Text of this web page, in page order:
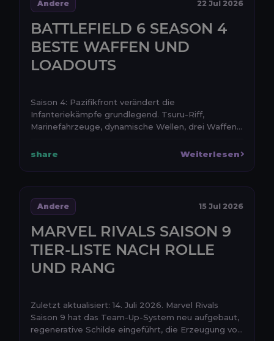
Andere 22 Jul 2026
BATTLEFIELD 6 SEASON 4
BESTE WAFFEN UND
LOADOUTS
Saison 4: Pazifikfront verändert die
Infanteriekämpfe grundlegend. Tsuru-Riff,
Marinefahrzeuge, dynamische Wellen, drei Waffen
share
Weiterlesen
Andere 15 Jul 2026
MARVEL RIVALS SAISON 9
TIER-LISTE NACH ROLLE
UND RANG
Zuletzt aktualisiert: 14. Juli 2026. Marvel Rivals
Saison 9 hat das Team-Up-System neu aufgebaut,
regenerative Schilde eingeführt, die Erzeugung vo...